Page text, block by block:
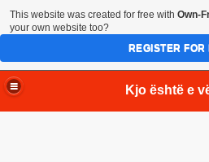
Kjo është e
This website was created for free with Own-
your own website too?
REGISTER FOR